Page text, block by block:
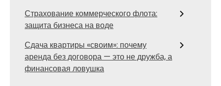
Страхование коммерческого флота:
защита бизнеса на воде
Сдача квартиры «своим»: почему
аренда без договора — это не дружба, а
финансовая ловушка